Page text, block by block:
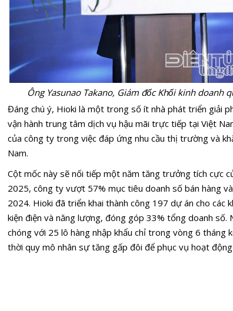
Ông Yasunao Takano, Giám đốc Khối kinh doanh
Đáng chú ý, Hioki là một trong số ít nhà phát triển giải
vận hành trung tâm dịch vụ hậu mãi trực tiếp tại Việt
của công ty trong việc đáp ứng nhu cầu thị trường và
Nam.
Cột mốc này sẽ nối tiếp một năm tăng trưởng tích cực
2025, công ty vượt 57% mục tiêu doanh số bán hàng
2024. Hioki đã triển khai thành công 197 dự án cho các
kiện điện và năng lượng, đóng góp 33% tổng doanh số.
chóng với 25 lô hàng nhập khẩu chỉ trong vòng 6 tháng
thời quy mô nhân sự tăng gấp đôi để phục vụ hoạt